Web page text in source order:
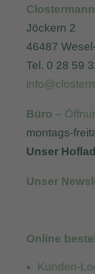
Jöckern 2
46487
Tel. 0 28 59
Büro –
montags-
Unser
Unser
Online
Kunden-